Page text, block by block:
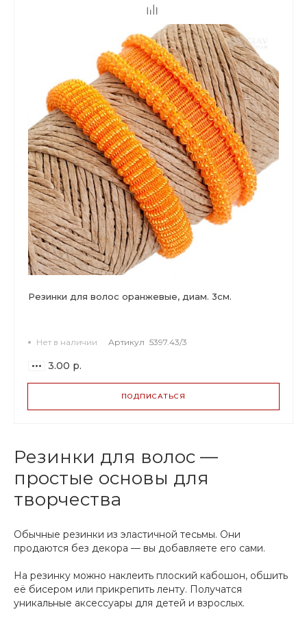
3.28 р.
Резинки для волос оранжевые, диам. 3см.
Нет в наличии Артикул 5397.43/3
ЦЕН
от 30 до 99 2.82 р.
от 100 2.28 р.
3.00 р.
ПОДПИСАТЬСЯ
Резинки для волос —
простые основы для
творчества
Обычные резинки из эластичной тесьмы. Они
продаются без декора — вы добавляете его сами.
На резинку можно наклеить плоский кабошон, обшить
её бисером или прикрепить ленту. Получатся
уникальные аксессуары для детей и взрослых.